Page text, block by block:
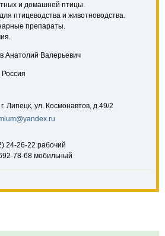
и домашней птицы.
птицеводства и животноводства.
препараты.
Анатолий Валерьевич
Липецк, ул. Космонавтов, д.49/2
24-26-22 рабочий
78-68 мобильный